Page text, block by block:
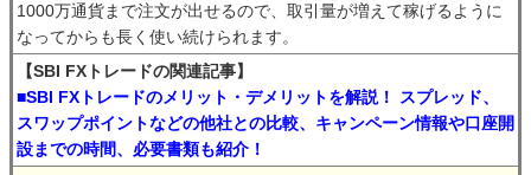
1000万通貨まで注文が出せるので、取引量が増えて稼げるように
なってからも長く使い続けられます。
【SBI FXトレードの関連記事】
■SBI FXトレードのメリット・デメリットを解説！ スプレッド、
スワップポイントなどの他社との比較、キャンペーン情報や口座開
設までの時間、必要書類も紹介！